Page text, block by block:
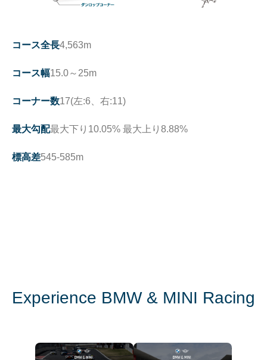
コース全長4,563m
コース幅15.0～25m
コーナー数17(左:6、右:11)
最大勾配最大下り10.05% 最大上り8.88%
標高差545-585m
Experience BMW & MINI Racing